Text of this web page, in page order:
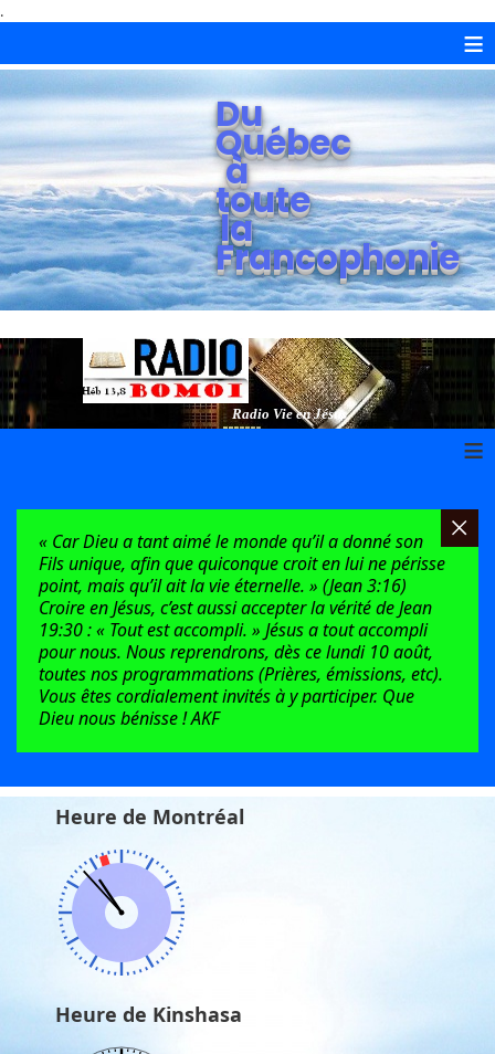
.
≡
Du
Québec
à
toute
la
Francophonie
Radio Vie en Jésus
≡
« Car Dieu a tant aimé le monde qu’il a donné son
Fils unique, afin que quiconque croit en lui ne périsse
point, mais qu’il ait la vie éternelle. » (Jean 3:16)
Croire en Jésus, c’est aussi accepter la vérité de Jean
19:30 : « Tout est accompli. » Jésus a tout accompli
pour nous. Nous reprendrons, dès ce lundi 10 août,
toutes nos programmations (Prières, émissions, etc).
Vous êtes cordialement invités à y participer. Que
Dieu nous bénisse ! AKF
Heure de Montréal
Heure de Kinshasa